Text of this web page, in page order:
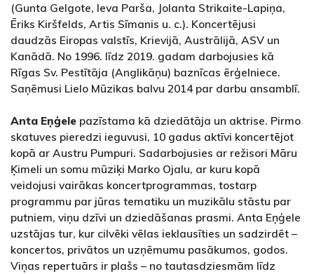
(Gunta Gelgote, Ieva Parša, Jolanta Strikaite-Lapiņa,
Ēriks Kiršfelds, Artis Sīmanis u. c.). Koncertējusi
daudzās Eiropas valstīs, Krievijā, Austrālijā, ASV un
Kanādā. No 1996. līdz 2019. gadam darbojusies kā
Rīgas Sv. Pestītāja (Anglikāņu) baznīcas ērģelniece.
Saņēmusi Lielo Mūzikas balvu 2014 par darbu ansamblī.
Anta Eņģele pazīstama kā dziedātāja un aktrise. Pirmo
skatuves pieredzi ieguvusi, 10 gadus aktīvi koncertējot
kopā ar Austru Pumpuri. Sadarbojusies ar režisori Māru
Ķimeli un somu mūziķi Marko Ojalu, ar kuru kopā
veidojusi vairākas koncertprogrammas, tostarp
programmu par jūras tematiku un muzikālu stāstu par
putniem, viņu dzīvi un dziedāšanas prasmi. Anta Eņģele
uzstājas tur, kur cilvēki vēlas ieklausīties un sadzirdēt –
koncertos, privātos un uzņēmumu pasākumos, godos.
Viņas repertuārs ir plašs – no tautasdziesmām līdz